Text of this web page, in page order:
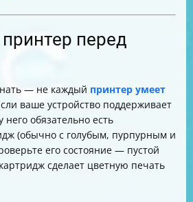
перед
— не каждый принтер умеет
ваше устройство поддерживает
обязательно есть
(обычно с голубым, пурпурным и
его состояние — пустой
сделает цветную печать